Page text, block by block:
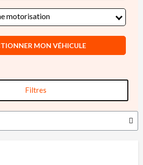
Filtres
motorisation
MON VÉHICULE